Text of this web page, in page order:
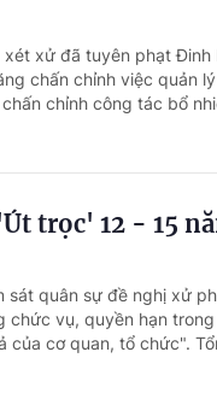
xét xử đã tuyên phạt
chấn chỉnh việc quản
chỉnh công tác bổ
trọc' 12 - 15
sát quân sự đề nghị xử
chức vụ, quyền hạn
của cơ quan, tổ chức".